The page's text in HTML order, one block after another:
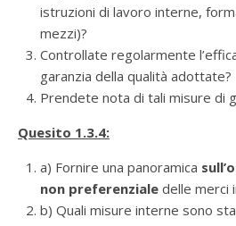
istruzioni di lavoro interne,
mezzi)?
Controllate regolarmente
garanzia della qualità adottate?
Prendete nota di tali misure di
Quesito 1.3.4:
a) Fornire una panoramica
non preferenziale delle merci
b) Quali misure interne sono